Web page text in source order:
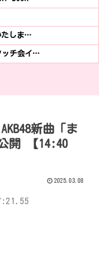
たしま…
ッチ会イ…
新曲「ま
開 【14:40
2025.03.08